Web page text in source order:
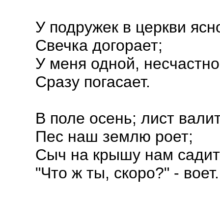
У подружек в церкви
Свечка догорает;
У меня одной,
Сразу погасает.
В поле осень; лист
Пес наш землю роет;
Сыч на крышу нам
"Что ж ты, скоро?" - воет.